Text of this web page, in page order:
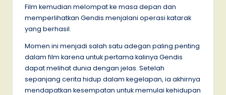
Film kemudian melompat ke masa depan dan
memperlihatkan Gendis menjalani operasi katarak
yang berhasil.
Momen ini menjadi salah satu adegan paling penting
dalam film karena untuk pertama kalinya Gendis
dapat melihat dunia dengan jelas. Setelah
sepanjang cerita hidup dalam kegelapan, ia akhirnya
mendapatkan kesempatan untuk memulai kehidupan